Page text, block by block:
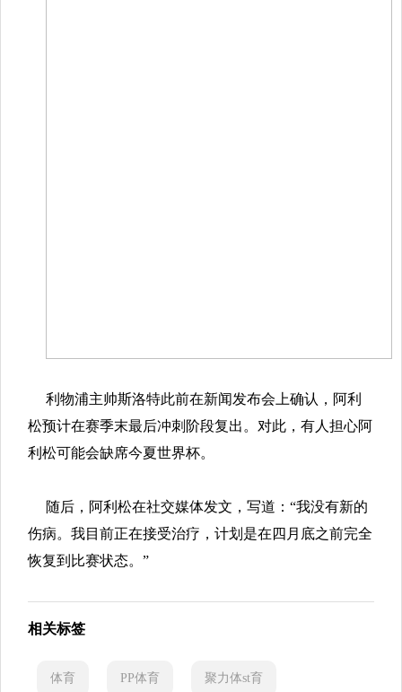
利物浦主帅斯洛特此前在新闻发布会上确认，阿利
松预计在赛季末最后冲刺阶段复出。对此，有人担心阿
利松可能会缺席今夏世界杯。
随后，阿利松在社交媒体发文，写道：“我没有新的
伤病。我目前正在接受治疗，计划是在四月底之前完全
恢复到比赛状态。”
相关标签
体育 PP体育 聚力体st育